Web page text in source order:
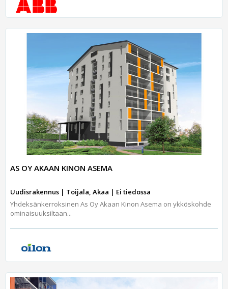
AS OY AKAAN KINON ASEMA
Uudisrakennus | Toijala, Akaa | Ei tiedossa
Yhdeksänkerroksinen As Oy Akaan Kinon Asema on ykköskohde
ominaisuuksiltaan...